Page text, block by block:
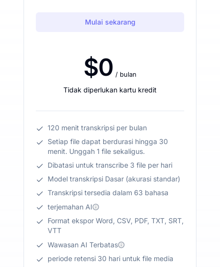
Mulai sekarang
$0 / bulan
Tidak diperlukan kartu kredit
120 menit transkripsi per bulan
Setiap file dapat berdurasi hingga 30
menit. Unggah 1 file sekaligus.
Dibatasi untuk transcribe 3 file per hari
Model transkripsi Dasar (akurasi standar)
Transkripsi tersedia dalam 63 bahasa
terjemahan AI
Format ekspor Word, CSV, PDF, TXT, SRT,
VTT
Wawasan AI Terbatas
periode retensi 30 hari untuk file media